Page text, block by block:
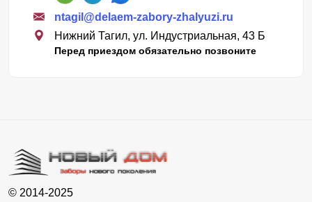
ntagil@delaem-zabory-zhalyuzi.ru
Нижний Тагил, ул. Индустриальная, 43 Б
Перед приездом обязательно позвоните
© 2014-2025